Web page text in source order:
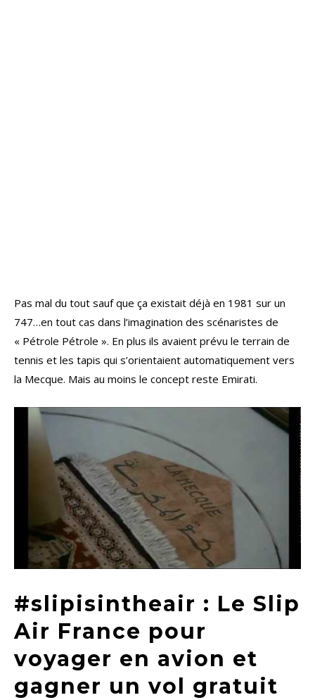
Pas mal du tout sauf que ça existait déjà en 1981 sur un
747…en tout cas dans l’imagination des scénaristes de
« Pétrole Pétrole ». En plus ils avaient prévu le terrain de
tennis et les tapis qui s’orientaient automatiquement vers
la Mecque. Mais au moins le concept reste Emirati.
#slipisintheair : Le Slip
Air France pour
voyager en avion et
gagner un vol gratuit